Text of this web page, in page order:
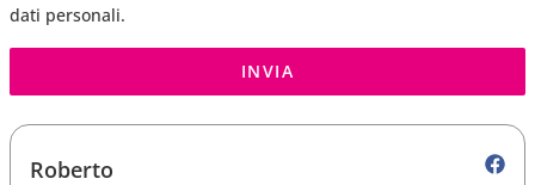
dati personali.
INVIA
Roberto